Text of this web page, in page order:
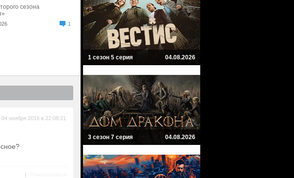
сезона
1
04 ноября 2016 в 22:08:21
|
1 сезон 5 серия 04.08.2026
3 сезон 7 серия 04.08.2026